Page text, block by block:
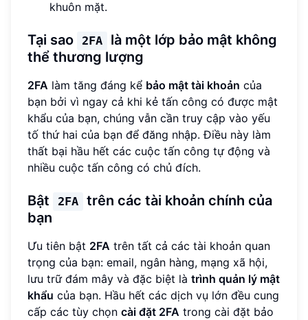
khuôn mặt.
Tại sao 2FA
là một lớp bảo mật không
thể thương lượng
2FA làm tăng đáng kể bảo mật tài khoản của
bạn bởi vì ngay cả khi kẻ tấn công có được mật
khẩu của bạn, chúng vẫn cần truy cập vào yếu
tố thứ hai của bạn để đăng nhập. Điều này làm
thất bại hầu hết các cuộc tấn công tự động và
nhiều cuộc tấn công có chủ đích.
Bật 2FA
trên các tài khoản chính của
bạn
Ưu tiên bật 2FA trên tất cả các tài khoản quan
trọng của bạn: email, ngân hàng, mạng xã hội,
lưu trữ đám mây và đặc biệt là trình quản lý mật
khẩu của bạn. Hầu hết các dịch vụ lớn đều cung
cấp các tùy chọn cài đặt 2FA trong cài đặt bảo